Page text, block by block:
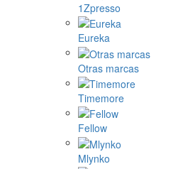
1Zpresso
Eureka
Otras marcas
Timemore
Fellow
Mlynko